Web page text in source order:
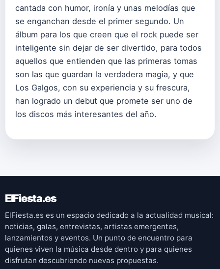
cantada con humor, ironía y unas melodías que
se enganchan desde el primer segundo. Un
álbum para los que creen que el rock puede ser
inteligente sin dejar de ser divertido, para todos
aquellos que entienden que las primeras tomas
son las que guardan la verdadera magia, y que
Los Galgos, con su experiencia y su frescura,
han logrado un debut que promete ser uno de
los discos más interesantes del año.
ElFiesta.es
ElFiesta.es es un espacio dedicado a la actualidad musical:
noticias, galas, entrevistas, artistas emergentes,
lanzamientos y eventos. Un punto de encuentro para
quienes viven la música desde dentro y para quienes
disfrutan descubriendo nuevas propuestas.